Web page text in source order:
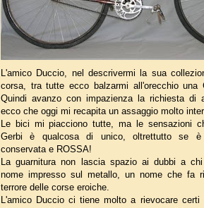
L'amico Duccio, nel descrivermi la sua
corsa, tra tutte ecco balzarmi all'orecchio una
Quindi avanzo con impazienza la richiesta di
ecco che oggi mi recapita un assaggio molto
Le bici mi piacciono tutte, ma le sensazioni
Gerbi è qualcosa di unico, oltrettutto se
conservata e ROSSA!
La guarnitura non lascia spazio ai dubbi a
nome impresso sul metallo, un nome che fa
terrore delle corse eroiche.
L'amico Duccio ci tiene molto a rievocare